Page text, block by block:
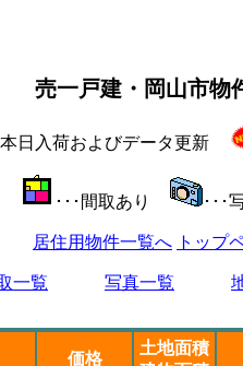
売一戸建・岡山市物
本日入荷およびデータ更新
･･･間取あり ･･･
居住用物件一覧へ トップ
一覧 写真一覧
価格
土地面積